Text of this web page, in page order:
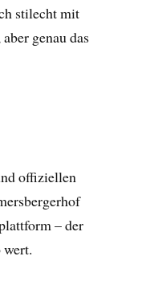
stilecht mit
genau das
offiziellen
– der